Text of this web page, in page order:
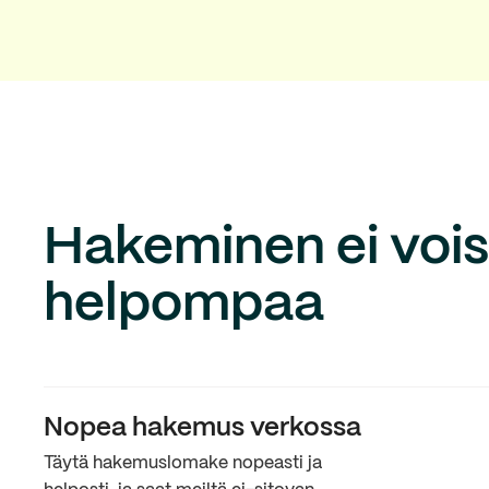
Hakeminen ei
helpompaa
Nopea hakemus verkossa
Täytä hakemuslomake nopeasti ja